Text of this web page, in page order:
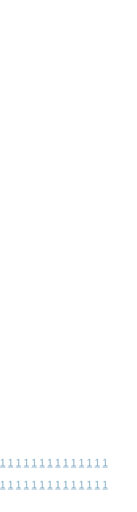
1 1 1 1 1 1 1 1 1 1 1 1 1 1
1 1 1 1 1 1 1 1 1 1 1 1 1 1